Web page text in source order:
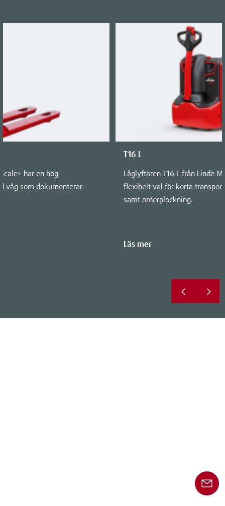
har en hög
våg som dokumenterar
T16 L
Låglyftaren T16 L från Linde
flexibelt val för korta
samt orderplockning.
Läs mer